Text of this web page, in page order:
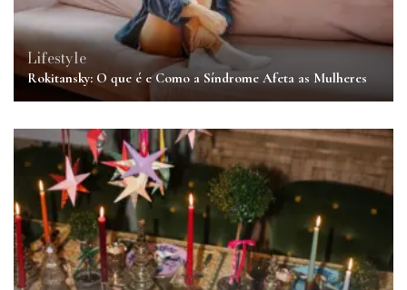
Lifestyle
Rokitansky: O que é e Como a Síndrome Afeta as Mulheres